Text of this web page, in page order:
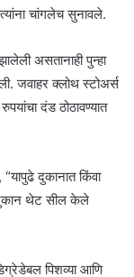
चांगलेच सुनावले.
असतानाही पुन्हा
जवाहर क्लोथ स्टोअर्स
दंड ठोठावण्यात
“यापुढे दुकानात किंवा
दुकान थेट सील केले
पिशव्या आणि